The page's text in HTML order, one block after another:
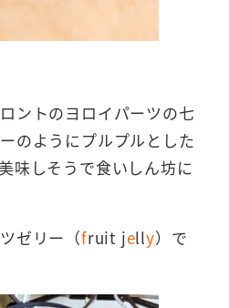
ントのヨロイパーツの七
のようにプルプルとした
味しそうで食いしん坊に
ゼリー（fruit jelly）で